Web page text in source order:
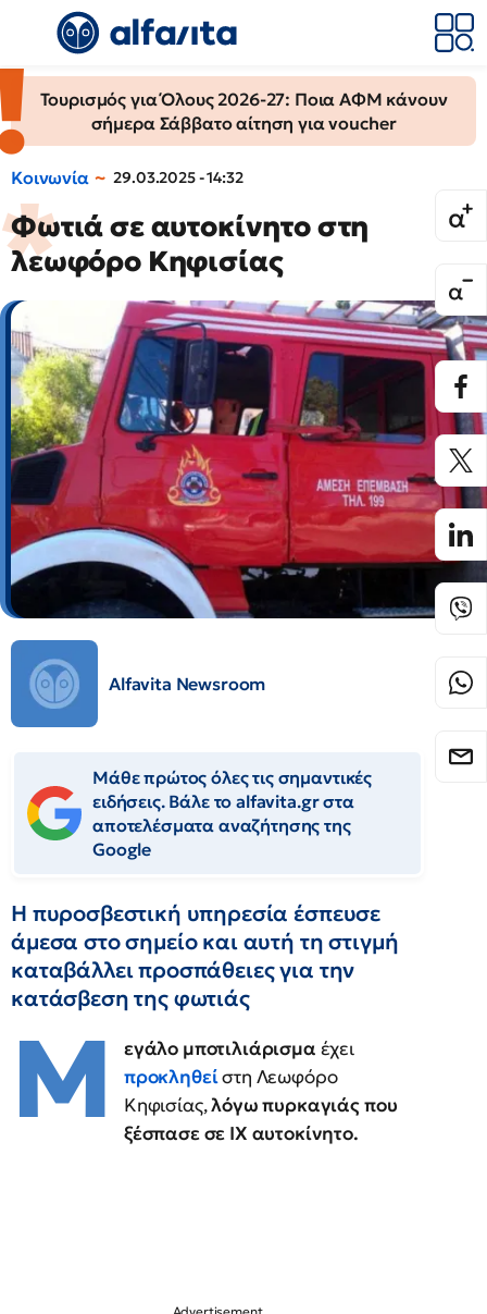
Τουρισμός για Όλους 2026-27: Ποια ΑΦΜ κάνουν
σήμερα Σάββατο αίτηση για voucher
Κοινωνία 29.03.2025 - 14:32
Φωτιά σε αυτοκίνητο στη
λεωφόρο Κηφισίας
Alfavita Newsroom
Μάθε πρώτος όλες τις σημαντικές
ειδήσεις. Βάλε το alfavita.gr στα
αποτελέσματα αναζήτησης της
Google
Η πυροσβεστική υπηρεσία έσπευσε
άμεσα στο σημείο και αυτή τη στιγμή
καταβάλλει προσπάθειες για την
κατάσβεση της φωτιάς
Μ εγάλο μποτιλιάρισμα έχει
προκληθείστη Λεωφόρο
Κηφισίας,λόγω πυρκαγιάς που
ξέσπασε σε ΙΧ αυτοκίνητο.